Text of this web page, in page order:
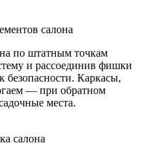
салона
по штатным точкам
и рассоединив фишки
безопасности. Каркасы,
— при обратном
места.
салона